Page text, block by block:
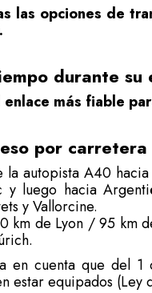
las opciones de
durante su
enlace más fiable
por carretera
la autopista A40
y luego hacia
y Vallorcine.
km de Lyon / 95 km
en cuenta que del
estar equipados (Ley